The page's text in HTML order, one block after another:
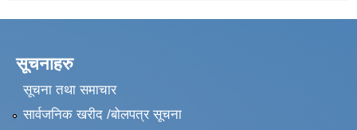
सूचनाहरु
सूचना तथा समाचार
सार्वजनिक खरीद /बोलपत्र सूचना